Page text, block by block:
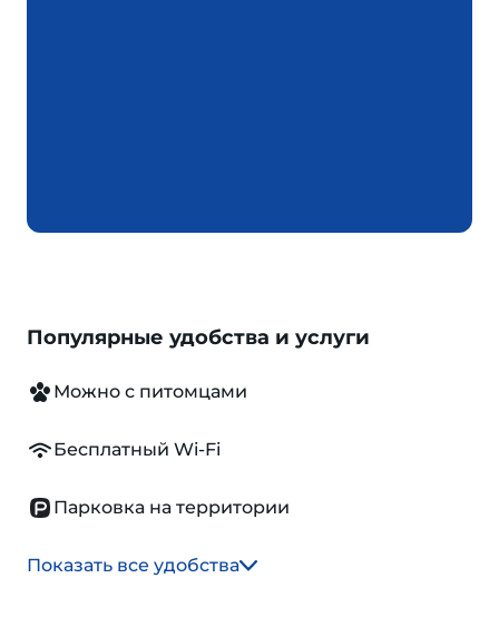
Популярные удобства и услуги
Можно с питомцами
Бесплатный Wi-Fi
Парковка на территории
Показать все удобства